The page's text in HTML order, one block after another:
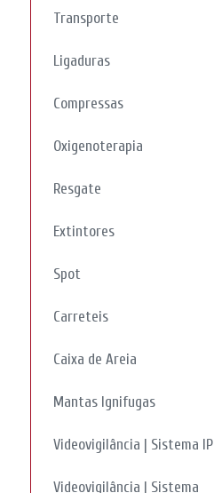
Transporte
Ligaduras
Compressas
Oxigenoterapia
Resgate
Extintores
Spot
Carreteis
Caixa de Areia
Mantas Ignifugas
Videovigilância | Sistema IP
Videovigilância | Sistema